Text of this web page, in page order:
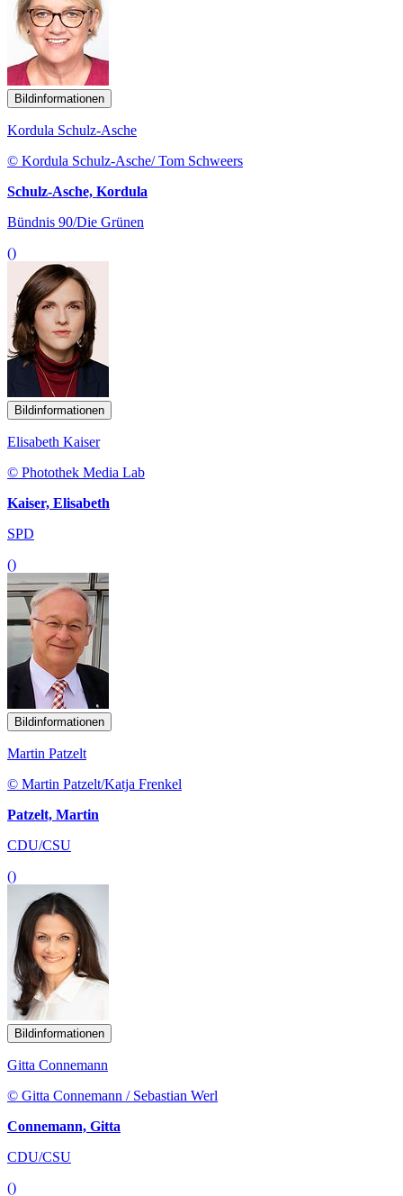
Bildinformationen
Kordula Schulz-Asche
© Kordula Schulz-Asche/ Tom Schweers
Schulz-Asche, Kordula
Bündnis 90/Die Grünen
()
Bildinformationen
Elisabeth Kaiser
© Photothek Media Lab
Kaiser, Elisabeth
SPD
()
Bildinformationen
Martin Patzelt
© Martin Patzelt/Katja Frenkel
Patzelt, Martin
CDU/CSU
()
Bildinformationen
Gitta Connemann
© Gitta Connemann / Sebastian Werl
Connemann, Gitta
CDU/CSU
()